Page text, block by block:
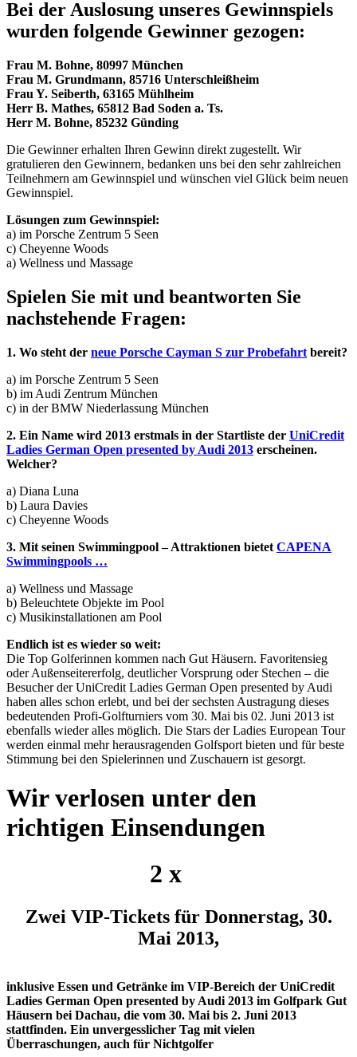
Bei der Auslosung unseres Gewinnspiels
wurden folgende Gewinner gezogen:
Frau M. Bohne, 80997 München
Frau M. Grundmann, 85716 Unterschleißheim
Frau Y. Seiberth, 63165 Mühlheim
Herr B. Mathes, 65812 Bad Soden a. Ts.
Herr M. Bohne, 85232 Günding
Die Gewinner erhalten Ihren Gewinn direkt zugestellt. Wir
gratulieren den Gewinnern, bedanken uns bei den sehr zahlreichen
Teilnehmern am Gewinnspiel und wünschen viel Glück beim neuen
Gewinnspiel.
Lösungen zum Gewinnspiel:
a) im Porsche Zentrum 5 Seen
c) Cheyenne Woods
a) Wellness und Massage
Spielen Sie mit und beantworten Sie
nachstehende Fragen:
1. Wo steht der neue Porsche Cayman S zur Probefahrt bereit?
a) im Porsche Zentrum 5 Seen
b) im Audi Zentrum München
c) in der BMW Niederlassung München
2. Ein Name wird 2013 erstmals in der Startliste der UniCredit
Ladies German Open presented by Audi 2013 erscheinen.
Welcher?
a) Diana Luna
b) Laura Davies
c) Cheyenne Woods
3. Mit seinen Swimmingpool – Attraktionen bietet CAPENA
Swimmingpools …
a) Wellness und Massage
b) Beleuchtete Objekte im Pool
c) Musikinstallationen am Pool
Endlich ist es wieder so weit:
Die Top Golferinnen kommen nach Gut Häusern. Favoritensieg
oder Außenseitererfolg, deutlicher Vorsprung oder Stechen – die
Besucher der UniCredit Ladies German Open presented by Audi
haben alles schon erlebt, und bei der sechsten Austragung dieses
bedeutenden Profi-Golfturniers vom 30. Mai bis 02. Juni 2013 ist
ebenfalls wieder alles möglich. Die Stars der Ladies European Tour
werden einmal mehr herausragenden Golfsport bieten und für beste
Stimmung bei den Spielerinnen und Zuschauern ist gesorgt.
Wir verlosen unter den
richtigen Einsendungen
2 x
Zwei VIP-Tickets für Donnerstag, 30.
Mai 2013,
inklusive Essen und Getränke im VIP-Bereich der UniCredit
Ladies German Open presented by Audi 2013 im Golfpark Gut
Häusern bei Dachau, die vom 30. Mai bis 2. Juni 2013
stattfinden. Ein unvergesslicher Tag mit vielen
Überraschungen, auch für Nichtgolfer